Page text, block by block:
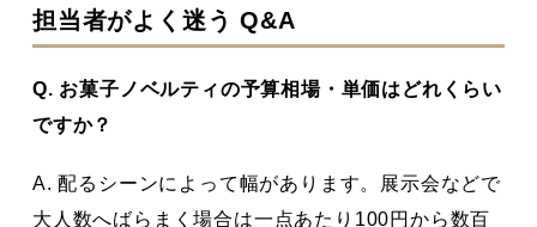
担当者がよく迷う Q&A
Q. お菓子ノベルティの予算相場・単価はどれくらい
ですか？
A. 配るシーンによって幅があります。展示会などで
大人数へばらまく場合は一点あたり100円から数百